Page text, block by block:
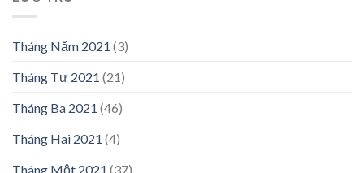
Tháng Năm 2021 (3)
Tháng Tư 2021 (21)
Tháng Ba 2021 (46)
Tháng Hai 2021 (4)
Tháng Một 2021 (37)